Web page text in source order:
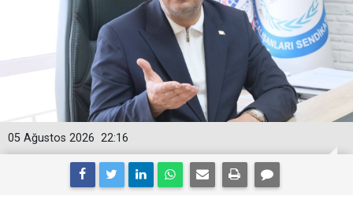
22:16
05 Ağustos 2026